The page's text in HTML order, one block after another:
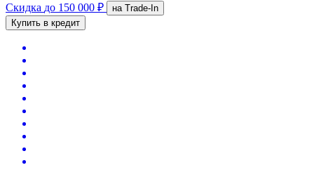
Скидка до 150 000 ₽
на Trade-In
Купить в кредит